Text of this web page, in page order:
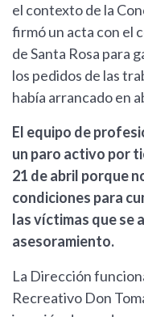
el contexto de la
firmó un acta con el
de Santa Rosa para
los pedidos de las
había arrancado en
El equipo de
un paro activo por
21 de abril porque
condiciones para
las víctimas que se
asesoramiento.
La Dirección
Recreativo Don